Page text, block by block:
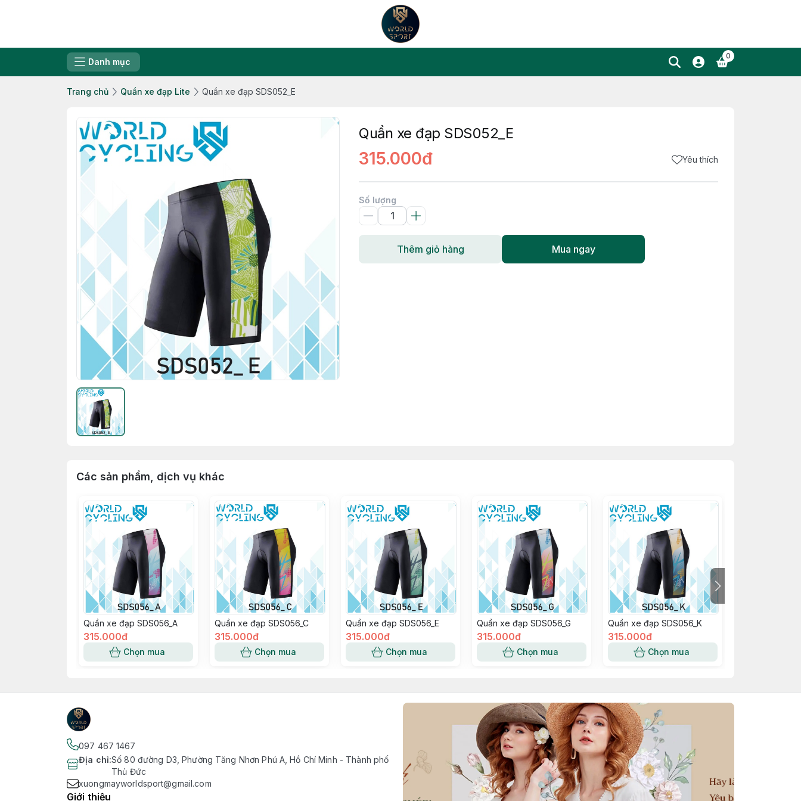
Danh mục
0
Trang chủ Quần xe đạp Lite Quần xe đạp SDS052_E
Quần xe đạp SDS052_E
315.000đ Yêu thích
Số lượng
Thêm giỏ hàng Mua ngay
Các sản phẩm, dịch vụ khác
Quần xe đạp SDS056_A
315.000đ
Chọn mua
Quần xe đạp SDS056_C
315.000đ
Chọn mua
Quần xe đạp SDS056_E
315.000đ
Chọn mua
Quần xe đạp SDS056_G
315.000đ
Chọn mua
Quần xe đạp SDS056_K
315.000đ
Chọn mua
097 467 1467
Địa chỉ:Số 80 đường D3, Phường Tăng Nhơn Phú A, Hồ Chí Minh - Thành phố
Thủ Đức
xuongmayworldsport@gmail.com
Giới thiệu